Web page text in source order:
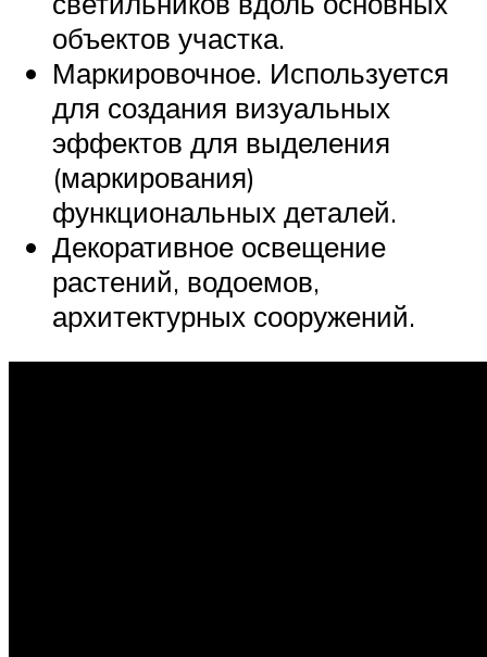
объектов участка.
Маркировочное. Используется
для создания визуальных
эффектов для выделения
(маркирования)
функциональных деталей.
Декоративное освещение
растений, водоемов,
архитектурных сооружений.